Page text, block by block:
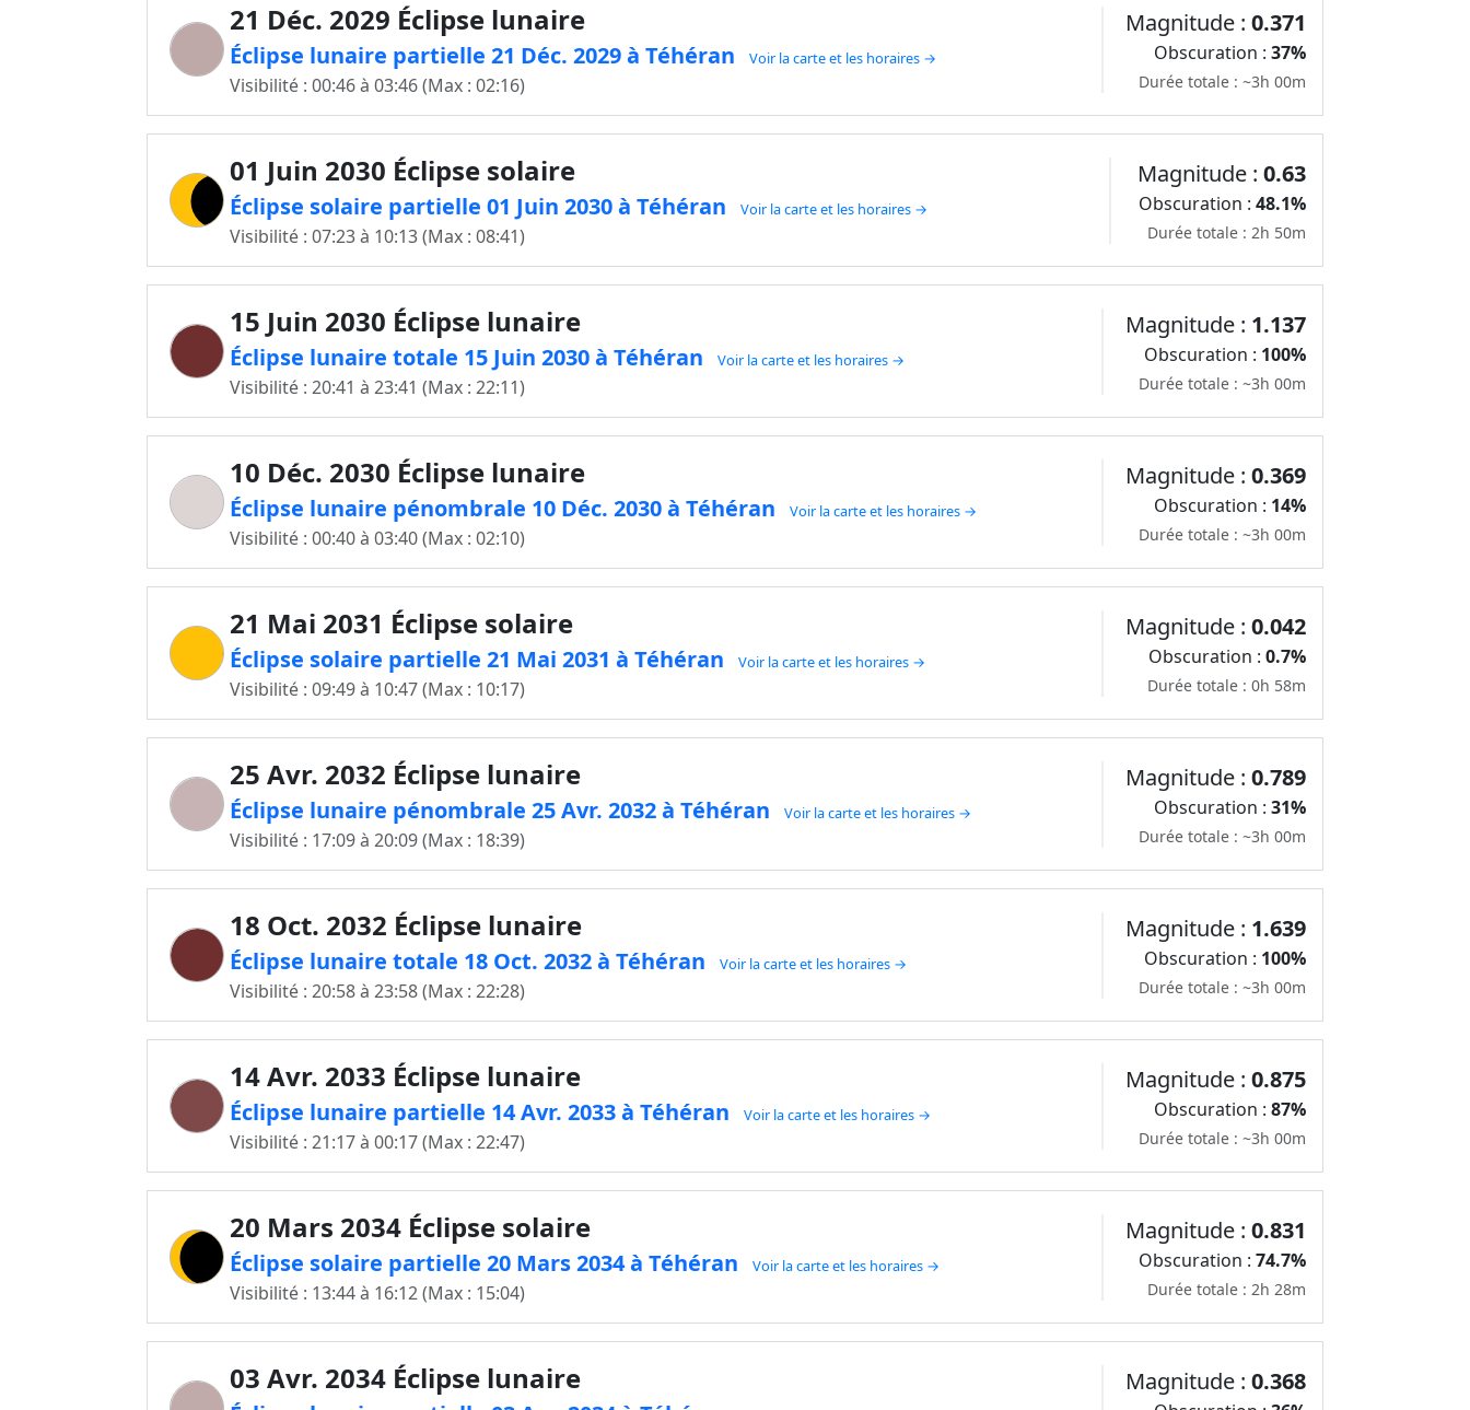
21 Déc. 2029 Éclipse lunaire
Éclipse lunaire partielle 21 Déc. 2029 à Téhéran Voir la carte et les horaires →
Visibilité : 00:46 à 03:46 (Max : 02:16)
Magnitude : 0.371
Obscuration : 37%
Durée totale : ~3h 00m
01 Juin 2030 Éclipse solaire
Éclipse solaire partielle 01 Juin 2030 à Téhéran Voir la carte et les horaires →
Visibilité : 07:23 à 10:13 (Max : 08:41)
Magnitude : 0.63
Obscuration : 48.1%
Durée totale : 2h 50m
15 Juin 2030 Éclipse lunaire
Éclipse lunaire totale 15 Juin 2030 à Téhéran Voir la carte et les horaires →
Visibilité : 20:41 à 23:41 (Max : 22:11)
Magnitude : 1.137
Obscuration : 100%
Durée totale : ~3h 00m
10 Déc. 2030 Éclipse lunaire
Éclipse lunaire pénombrale 10 Déc. 2030 à Téhéran Voir la carte et les horaires →
Visibilité : 00:40 à 03:40 (Max : 02:10)
Magnitude : 0.369
Obscuration : 14%
Durée totale : ~3h 00m
21 Mai 2031 Éclipse solaire
Éclipse solaire partielle 21 Mai 2031 à Téhéran Voir la carte et les horaires →
Visibilité : 09:49 à 10:47 (Max : 10:17)
Magnitude : 0.042
Obscuration : 0.7%
Durée totale : 0h 58m
25 Avr. 2032 Éclipse lunaire
Éclipse lunaire pénombrale 25 Avr. 2032 à Téhéran Voir la carte et les horaires →
Visibilité : 17:09 à 20:09 (Max : 18:39)
Magnitude : 0.789
Obscuration : 31%
Durée totale : ~3h 00m
18 Oct. 2032 Éclipse lunaire
Éclipse lunaire totale 18 Oct. 2032 à Téhéran Voir la carte et les horaires →
Visibilité : 20:58 à 23:58 (Max : 22:28)
Magnitude : 1.639
Obscuration : 100%
Durée totale : ~3h 00m
14 Avr. 2033 Éclipse lunaire
Éclipse lunaire partielle 14 Avr. 2033 à Téhéran Voir la carte et les horaires →
Visibilité : 21:17 à 00:17 (Max : 22:47)
Magnitude : 0.875
Obscuration : 87%
Durée totale : ~3h 00m
20 Mars 2034 Éclipse solaire
Éclipse solaire partielle 20 Mars 2034 à Téhéran Voir la carte et les horaires →
Visibilité : 13:44 à 16:12 (Max : 15:04)
Magnitude : 0.831
Obscuration : 74.7%
Durée totale : 2h 28m
03 Avr. 2034 Éclipse lunaire Magnitude : 0.368